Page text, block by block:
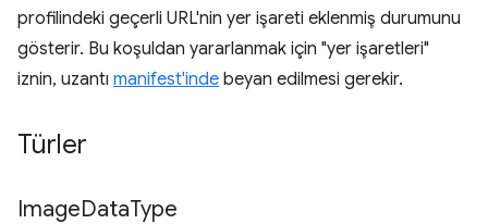
profilindeki geçerli URL'nin yer işareti eklenmiş durumunu
gösterir. Bu koşuldan yararlanmak için "yer işaretleri"
iznin, uzantı manifest'inde beyan edilmesi gerekir.
Türler
ImageDataType